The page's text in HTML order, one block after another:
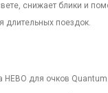
снижает блики и
длительных поездок.
HEBO для очков Quantum.